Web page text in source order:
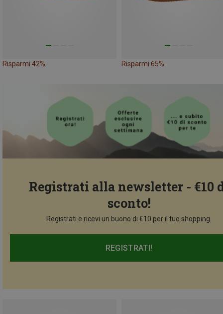
Risparmi 42% Risparmi 65%
Registrati alla newsletter - €10
sconto!
Registrati e ricevi un buono di €10 per il tuo shopping.
REGISTRATI!